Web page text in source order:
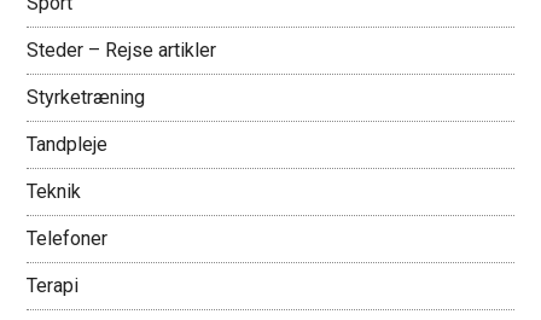
Steder – Rejse artikler
Styrketræning
Tandpleje
Teknik
Telefoner
Terapi